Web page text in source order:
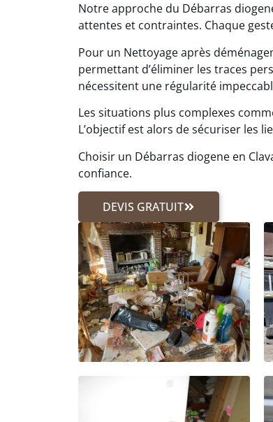
Notre approche du Débarras
attentes et contraintes. Chaque
Pour un Nettoyage après
permettant d’éliminer les traces
nécessitent une régularité
Les situations plus complexes
L’objectif est alors de sécuriser les
Choisir un Débarras diogene en
confiance.
DEVIS GRATUIT